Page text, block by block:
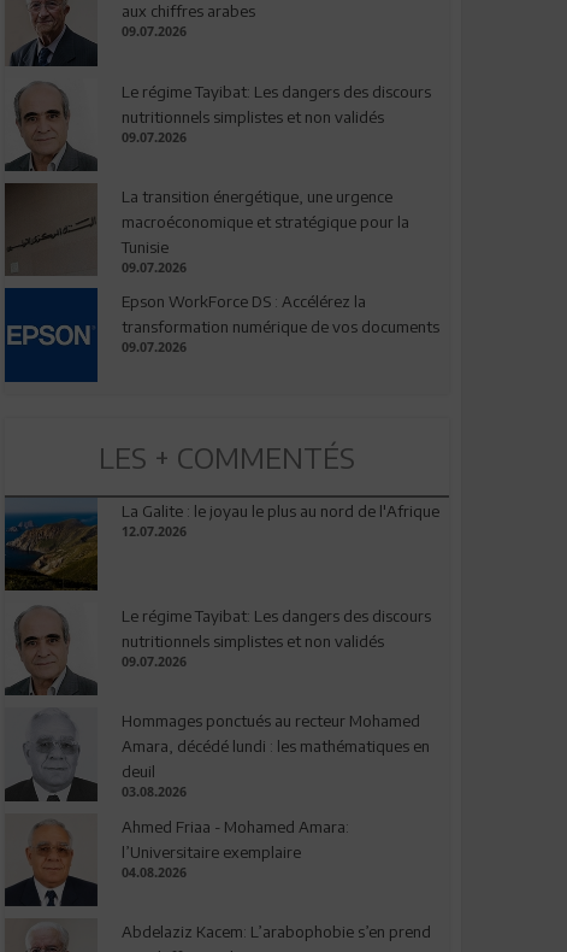
aux chiffres arabes
09.07.2026
Le régime Tayibat: Les dangers des discours
nutritionnels simplistes et non validés
09.07.2026
La transition énergétique, une urgence
macroéconomique et stratégique pour la
Tunisie
09.07.2026
Epson WorkForce DS : Accélérez la
transformation numérique de vos documents
09.07.2026
LES + COMMENTÉS
La Galite : le joyau le plus au nord de l'Afrique
12.07.2026
Le régime Tayibat: Les dangers des discours
nutritionnels simplistes et non validés
09.07.2026
Hommages ponctués au recteur Mohamed
Amara, décédé lundi : les mathématiques en
deuil
03.08.2026
Ahmed Friaa - Mohamed Amara:
l’Universitaire exemplaire
04.08.2026
Abdelaziz Kacem: L’arabophobie s’en prend